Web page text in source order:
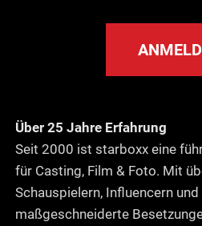
Über 25 Jahre Erfahrung
Seit 2000 ist starboxx eine
für Casting, Film & Foto. Mit
Schauspielern, Influencern
maßgeschneiderte